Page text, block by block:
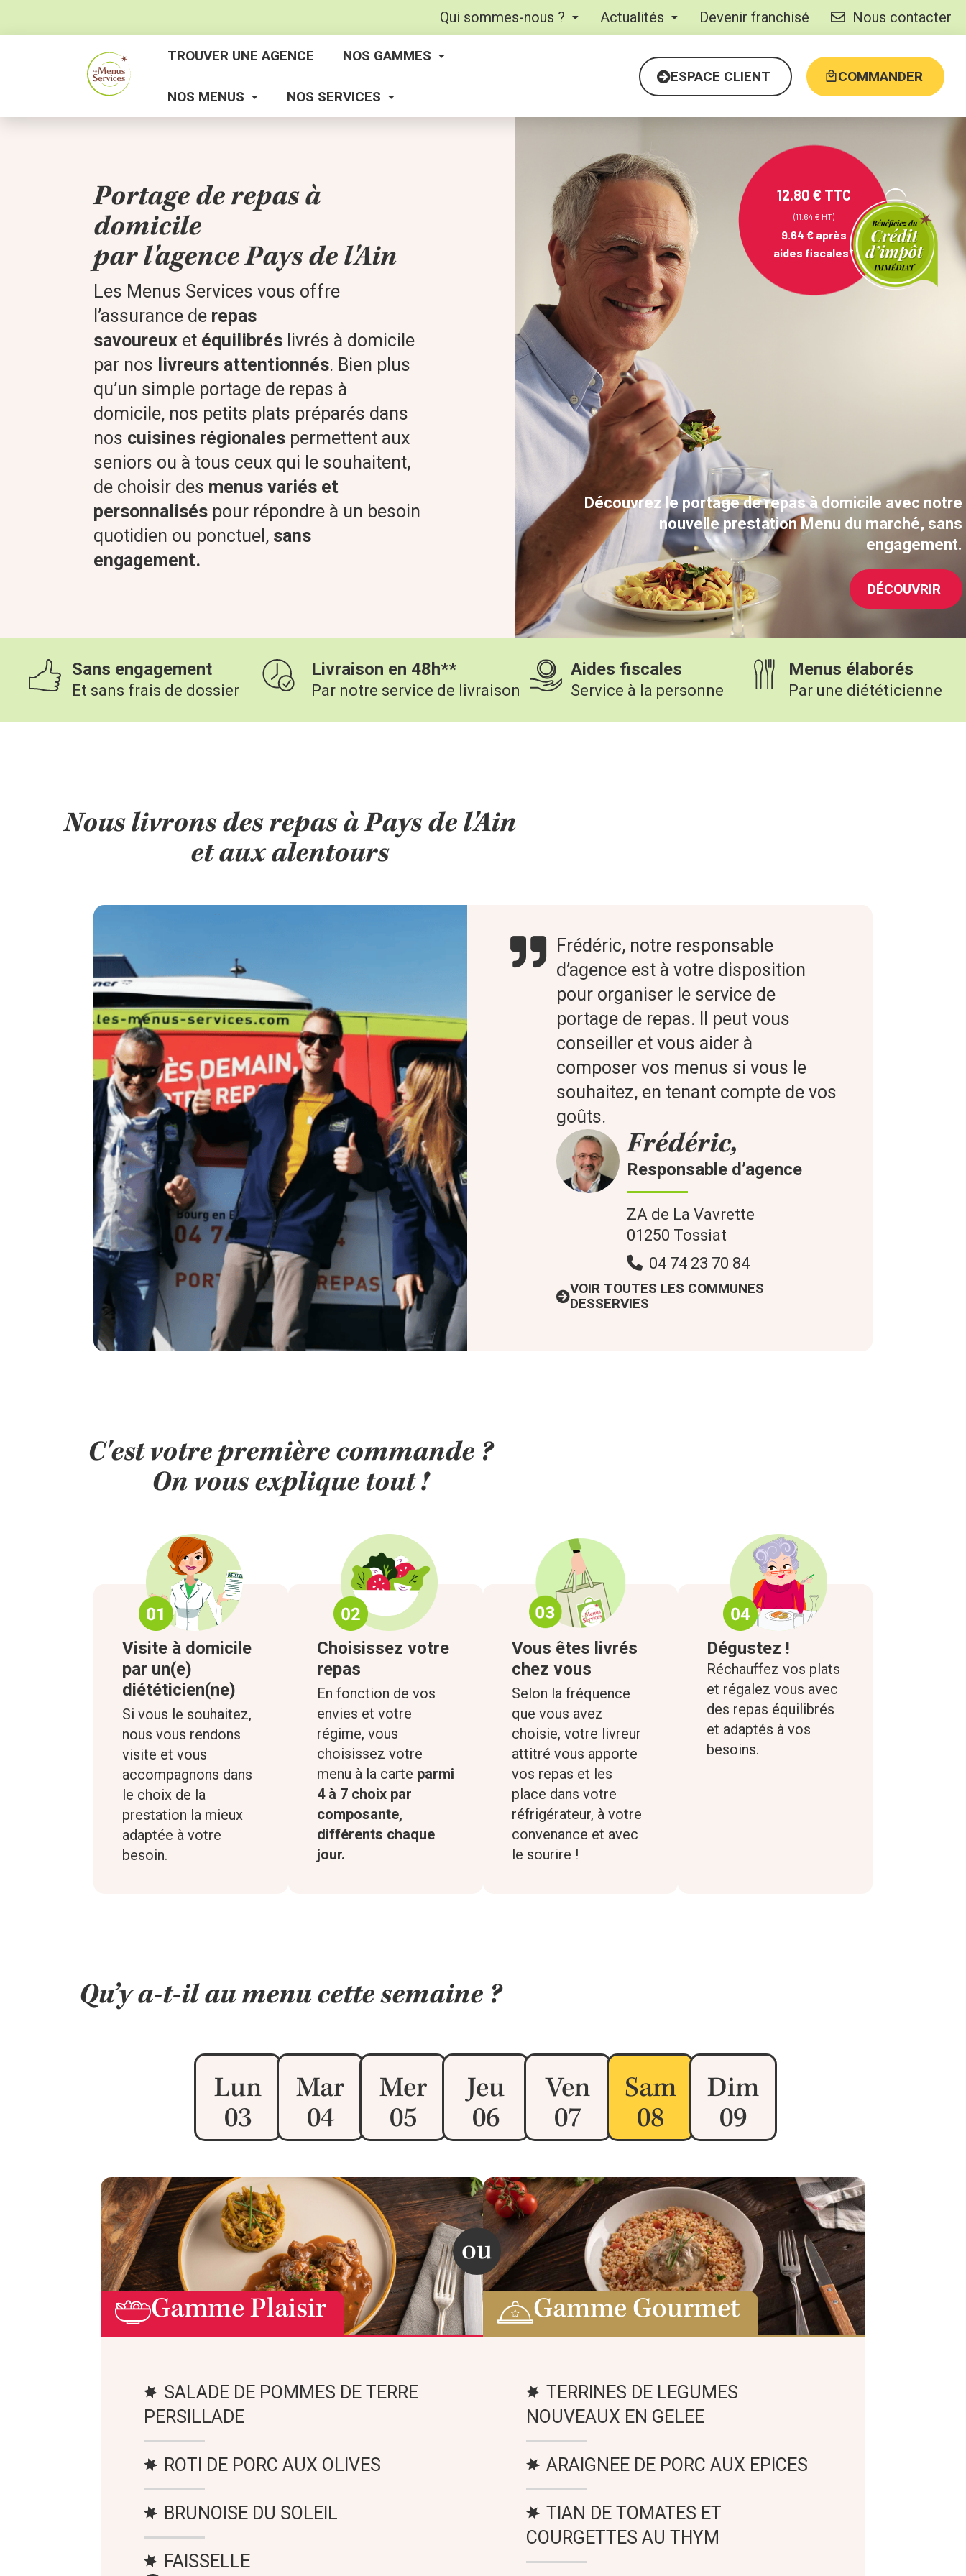
Qui sommes-nous ? Actualités Devenir franchisé Nous contacter
TROUVER UNE AGENCE NOS GAMMES
NOS MENUS NOS SERVICES
ESPACE CLIENT COMMANDER
Portage de repas à
domicile
par l'agence Pays de l'Ain
Les Menus Services vous offre
l’assurance de repas
savoureux et équilibrés livrés à domicile
par nos livreurs attentionnés. Bien plus
qu’un simple portage de repas à
domicile, nos petits plats préparés dans
nos cuisines régionales permettent aux
seniors ou à tous ceux qui le souhaitent,
de choisir des menus variés et
personnalisés pour répondre à un besoin
quotidien ou ponctuel, sans
engagement.
Découvrez le portage de repas à domicile avec notre
nouvelle prestation Menu du marché, sans
engagement.
DÉCOUVRIR
12.80 € TTC
(11.64 € HT)
9.64 €après
aides fiscales*
Sans engagement
Et sans frais de dossier
Livraison en 48h**
Par notre service de livraison
Aides fiscales
Service à la personne
Menus élaborés
Par une diététicienne
Nous livrons des repas à Pays de l'Ain
et aux alentours
Frédéric, notre responsable
d’agence est à votre disposition
pour organiser le service de
portage de repas. Il peut vous
conseiller et vous aider à
composer vos menus si vous le
souhaitez, en tenant compte de vos
goûts.
Frédéric,
Responsable d’agence
ZA de La Vavrette
01250 Tossiat
04 74 23 70 84
VOIR TOUTES LES COMMUNES
DESSERVIES
C'est votre première commande ?
On vous explique tout !
Visite à domicile
par un(e)
diététicien(ne)
Si vous le souhaitez,
nous vous rendons
visite et vous
accompagnons dans
le choix de la
prestation la mieux
adaptée à votre
besoin.
Choisissez votre
repas
En fonction de vos
envies et votre
régime, vous
choisissez votre
menu à la carte parmi
4 à 7 choix par
composante,
différents chaque
jour.
Vous êtes livrés
chez vous
Selon la fréquence
que vous avez
choisie, votre livreur
attitré vous apporte
vos repas et les
place dans votre
réfrigérateur, à votre
convenance et avec
le sourire !
Dégustez !
Réchauffez vos plats
et régalez vous avec
des repas équilibrés
et adaptés à vos
besoins.
Qu’y a-t-il au menu cette semaine ?
Lun
03
Mar
04
Mer
05
Jeu
06
Ven
07
Sam
08
Dim
09
Gamme Plaisir
SALADE DE POMMES DE TERRE
PERSILLADE
ROTI DE PORC AUX OLIVES
BRUNOISE DU SOLEIL
FAISSELLE
Gamme Gourmet
ou
TERRINES DE LEGUMES
NOUVEAUX EN GELEE
ARAIGNEE DE PORC AUX EPICES
TIAN DE TOMATES ET
COURGETTES AU THYM